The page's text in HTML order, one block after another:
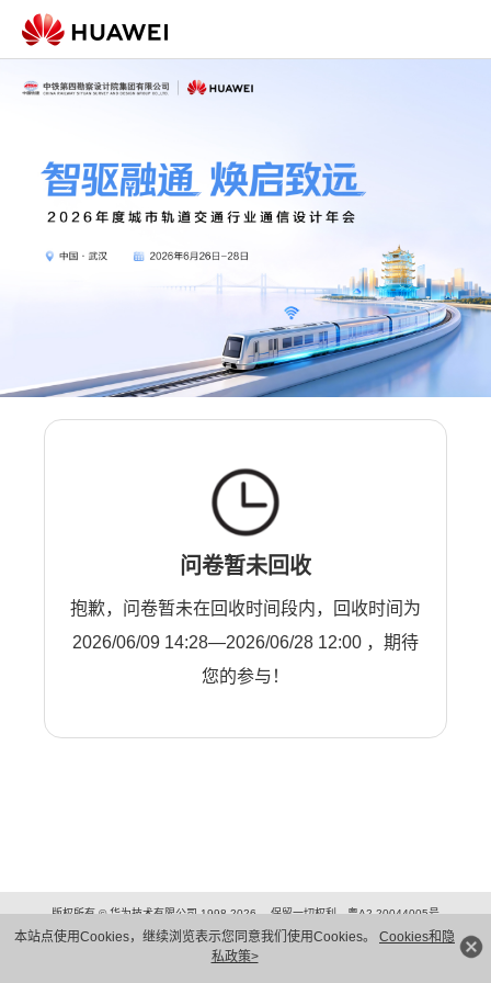
本站点使用Cookies，继续浏览表示您同意我们使用Cookies。 Cookies和隐
私政策>
问卷暂未回收
抱歉，问卷暂未在回收时间段内，回收时间为
2026/06/09 14:28—2026/06/28 12:00 ，期待
您的参与！
版权所有 © 华为技术有限公司 1998-2026。 保留一切权利。粤A2-20044005号
隐私保护
法律声明